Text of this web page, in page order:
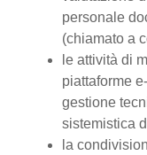
personale
(chiamato a
le attività di
piattaforme
gestione
sistemistica
la